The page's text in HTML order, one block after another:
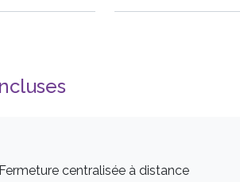
Fermeture centralisée à distance